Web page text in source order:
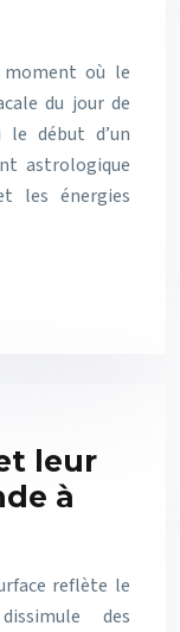
où le
du jour de
le début d’un
astrologique
les énergies
leur
à
reflète le
des